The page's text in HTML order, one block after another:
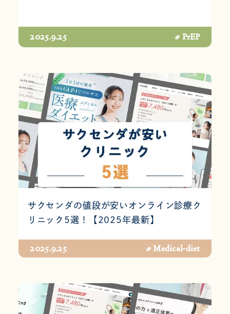
2025.9.25 # PrEP
サクセンダの値段が安いオンライン診療ク
リニック5選！【2025年最新】
2025.9.25 # Medical-diet